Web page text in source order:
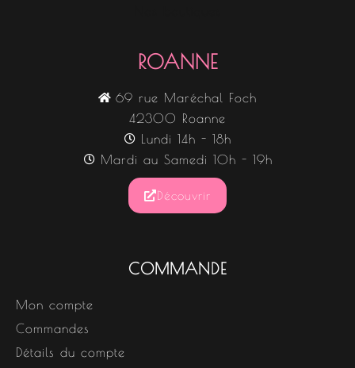
ROANNE
69 rue Maréchal Foch
42300 Roanne
Lundi 14h - 18h
Mardi au Samedi 10h - 19h
Découvrir
COMMANDE
Mon compte
Commandes
Détails du compte